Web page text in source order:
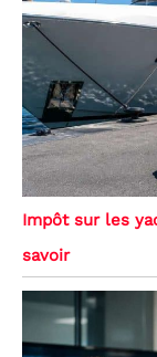
Impôt sur les
savoir